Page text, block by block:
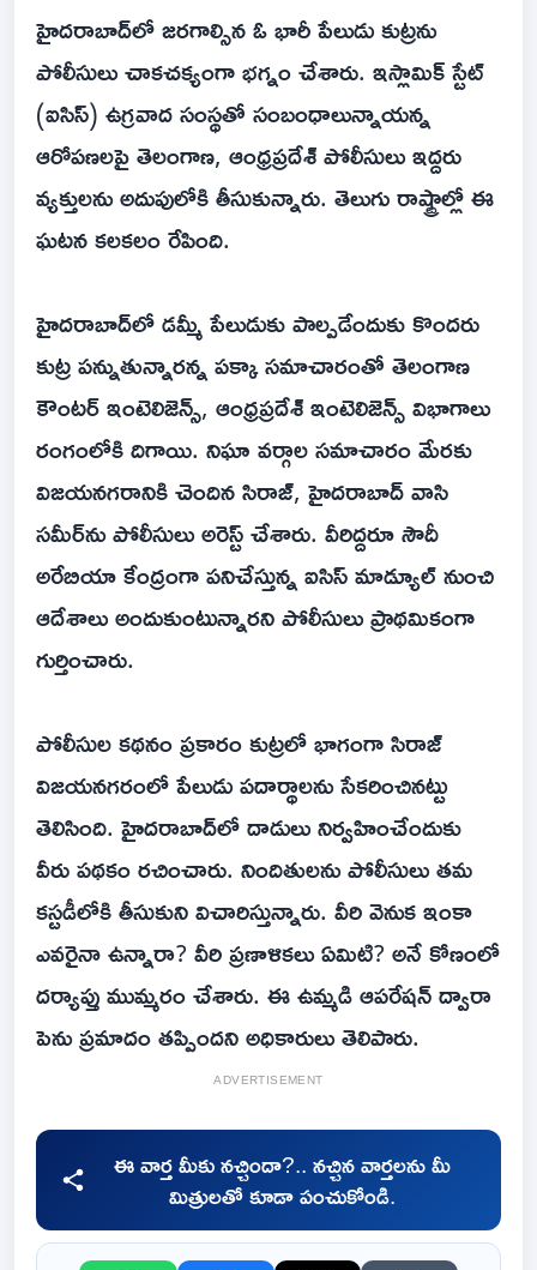
హైదరాబాద్‌లో జరగాల్సిన ఓ భారీ పేలుడు కుట్రను
పోలీసులు చాకచక్యంగా భగ్నం చేశారు. ఇస్లామిక్ స్టేట్
(ఐసిస్) ఉగ్రవాద సంస్థతో సంబంధాలున్నాయన్న
ఆరోపణలపై తెలంగాణ, ఆంధ్రప్రదేశ్ పోలీసులు ఇద్దరు
వ్యక్తులను అదుపులోకి తీసుకున్నారు. తెలుగు రాష్ట్రాల్లో ఈ
ఘటన కలకలం రేపింది.
హైదరాబాద్‌లో డమ్మీ పేలుడుకు పాల్పడేందుకు కొందరు
కుట్ర పన్నుతున్నారన్న పక్కా సమాచారంతో తెలంగాణ
కౌంటర్ ఇంటెలిజెన్స్, ఆంధ్రప్రదేశ్ ఇంటెలిజెన్స్ విభాగాలు
రంగంలోకి దిగాయి. నిఘా వర్గాల సమాచారం మేరకు
విజయనగరానికి చెందిన సిరాజ్, హైదరాబాద్ వాసి
సమీర్‌ను పోలీసులు అరెస్ట్ చేశారు. వీరిద్దరూ సౌదీ
అరేబియా కేంద్రంగా పనిచేస్తున్న ఐసిస్ మాడ్యూల్ నుంచి
ఆదేశాలు అందుకుంటున్నారని పోలీసులు ప్రాథమికంగా
గుర్తించారు.
పోలీసుల కథనం ప్రకారం కుట్రలో భాగంగా సిరాజ్
విజయనగరంలో పేలుడు పదార్థాలను సేకరించినట్టు
తెలిసింది. హైదరాబాద్‌లో దాడులు నిర్వహించేందుకు
వీరు పథకం రచించారు. నిందితులను పోలీసులు తమ
కస్టడీలోకి తీసుకుని విచారిస్తున్నారు. వీరి వెనుక ఇంకా
ఎవరైనా ఉన్నారా? వీరి ప్రణాళికలు ఏమిటి? అనే కోణంలో
దర్యాప్తు ముమ్మరం చేశారు. ఈ ఉమ్మడి ఆపరేషన్ ద్వారా
పెను ప్రమాదం తప్పిందని అధికారులు తెలిపారు.
ADVERTISEMENT
ఈ వార్త మీకు నచ్చిందా?.. నచ్చిన వార్తలను మీ
మిత్రులతో కూడా పంచుకోండి.